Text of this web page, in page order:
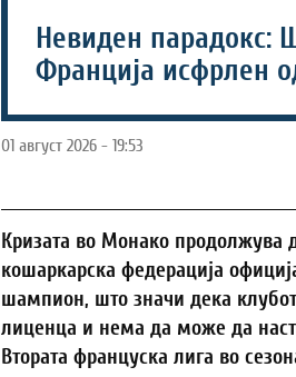
Невиден парадокс:
Франција исфрлен
01 август 2026 - 19:53
Кризата во Монако продолжува
кошаркарска федерација
шампион, што значи дека
лиценца и нема да може да
Втората француска лига во